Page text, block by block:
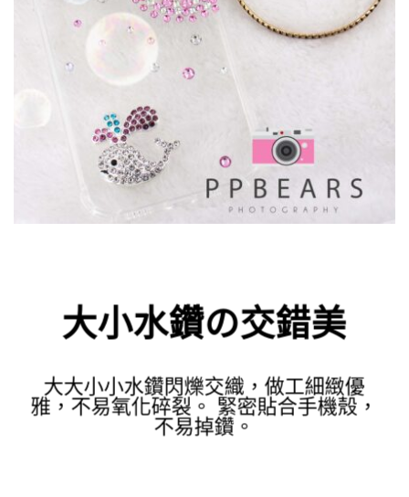
大小水鑽の交錯美
大大小小水鑽閃爍交織，做工細緻優
雅，不易氧化碎裂。 緊密貼合手機殼，
不易掉鑽。